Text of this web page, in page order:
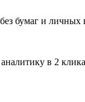
бумаг и личных
в 2 клика